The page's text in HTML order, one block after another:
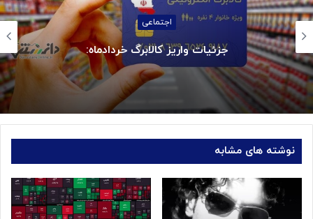
اجتماعی
جزئیات واریز کالابرگ خردادماه:
نوشته های مشابه